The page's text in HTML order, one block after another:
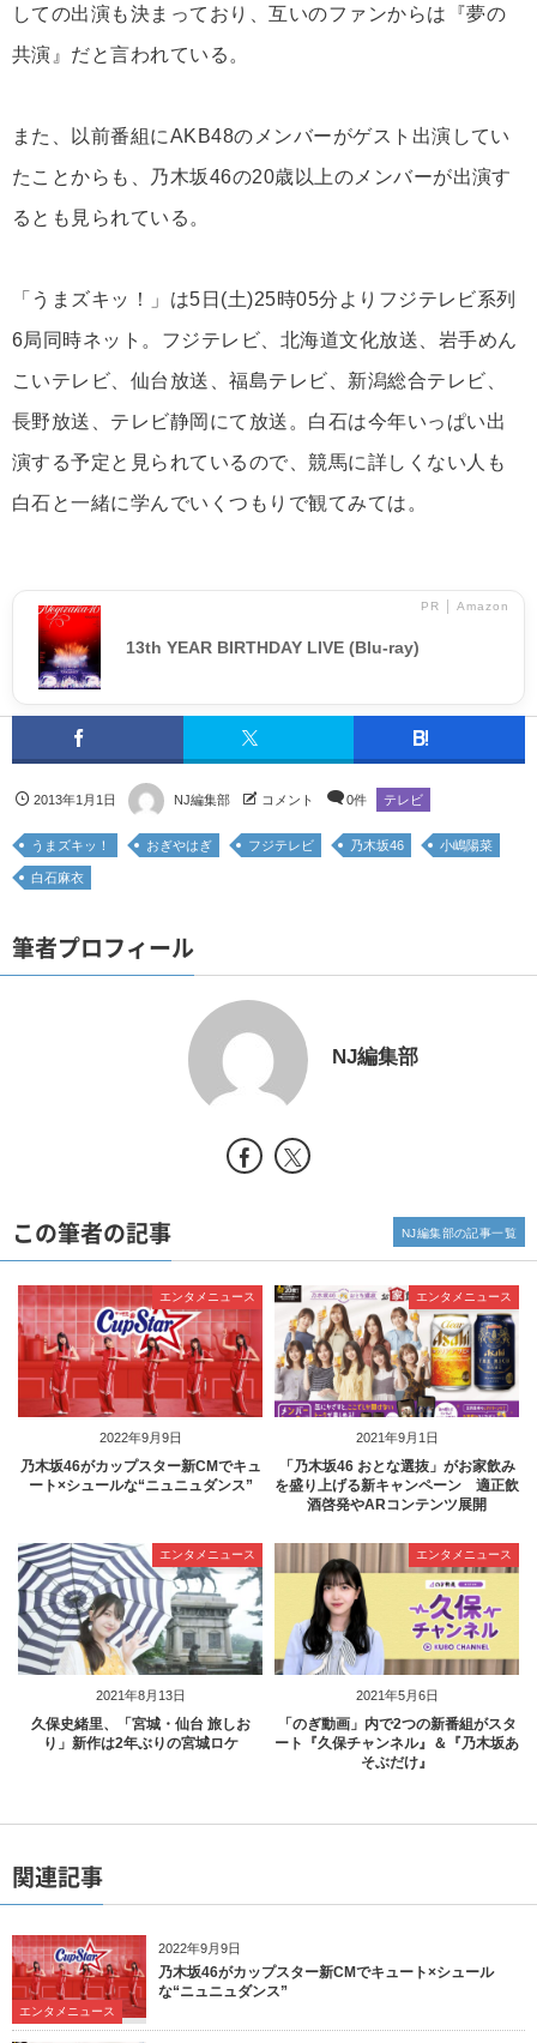
しての出演も決まっており、互いのファンからは『夢の
共演』だと言われている。
また、以前番組にAKB48のメンバーがゲスト出演してい
たことからも、乃木坂46の20歳以上のメンバーが出演す
るとも見られている。
「うまズキッ！」は5日(土)25時05分よりフジテレビ系列
6局同時ネット。フジテレビ、北海道文化放送、岩手めん
こいテレビ、仙台放送、福島テレビ、新潟総合テレビ、
長野放送、テレビ静岡にて放送。白石は今年いっぱい出
演する予定と見られているので、競馬に詳しくない人も
白石と一緒に学んでいくつもりで観てみては。
PR │ Amazon
13th YEAR BIRTHDAY LIVE (Blu-ray)
2013年1月1日 NJ編集部 コメント 0件 テレビ
うまズキッ！ おぎやはぎ フジテレビ 乃木坂46 小嶋陽菜
白石麻衣
筆者プロフィール
NJ編集部
この筆者の記事
2022年9月9日
エンタメニュース
乃木坂46がカップスター新CMでキュ
ート×シュールな“ニュニュダンス”
2021年9月1日
エンタメニュース
「乃木坂46 おとな選抜」がお家飲み
を盛り上げる新キャンペーン 適正飲
酒啓発やARコンテンツ展開
2021年8月13日
エンタメニュース
久保史緒里、「宮城・仙台 旅しお
り」新作は2年ぶりの宮城ロケ
2021年5月6日
エンタメニュース
「のぎ動画」内で2つの新番組がスタ
ート『久保チャンネル』＆『乃木坂あ
そぶだけ』
NJ編集部の記事一覧
関連記事
2022年9月9日
エンタメニュース
乃木坂46がカップスター新CMでキュート×シュール
な“ニュニュダンス”